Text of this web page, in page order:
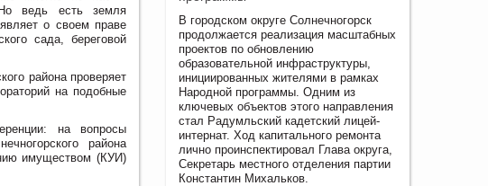
ведь есть земля
о своем праве
сада, береговой
района проверяет
на подобные
на вопросы
района
имуществом (КУИ)
В городском округе Солнечногорск
продолжается реализация масштабных
проектов по обновлению
образовательной инфраструктуры,
инициированных жителями в рамках
Народной программы. Одним из
ключевых объектов этого направления
стал Радумльский кадетский лицей-
интернат. Ход капитального ремонта
лично проинспектировал Глава округа,
Секретарь местного отделения партии
Константин Михальков.